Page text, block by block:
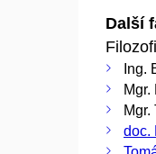
Další
Ing.
Mgr.
doc.